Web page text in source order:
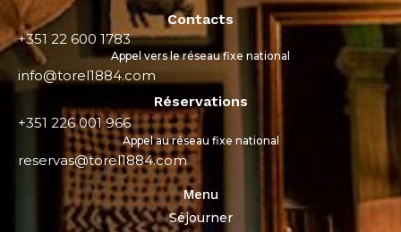
Contacts
+351 22 600 1783
Appel vers le réseau fixe national
info@torel1884.com
Réservations
+351 226 001 966
Appel au réseau fixe national
reservas@torel1884.com
Menu
Séjourner